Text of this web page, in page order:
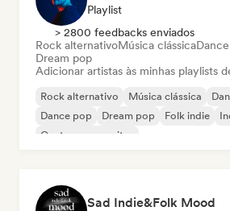
Playlist
> 2800 feedbacks enviados
Rock alternativoMúsica clássica
Dream pop
Adicionar artistas às minhas playlists
Rock alternativo Música clássica
Dance pop
Dream pop Folk indie
Cantor-compositor
Sad Indie&Folk Mood